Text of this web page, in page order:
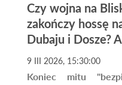
Czy wojna na
zakończy hossę
Dubaju i Dosze?
9 III 2026, 15:30:00
Koniec mitu